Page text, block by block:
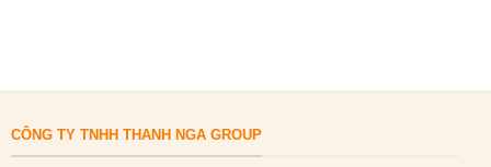
CÔNG TY TNHH THANH NGA GROUP